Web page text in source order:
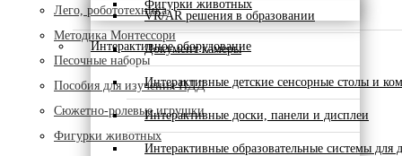
Фигурки животных
Интерактивное оборудование
VR/AR решения в образовании
Документ камеры
Интерактивные детские сенсорные столы и
Интерактивные доски, панели и дисплеи
Интерактивные образовательные системы для
Лего, робототехника
Методика Монтессори
Песочные наборы
Пособия для изучения ПДД
Сюжетно-ролевые игрушки
Фигурки животных